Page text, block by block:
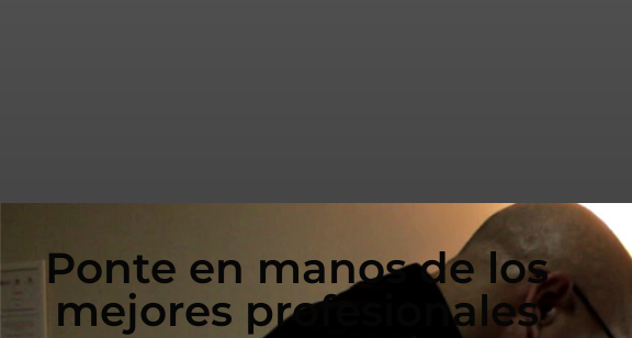
Ponte en manos de los
mejores profesionales